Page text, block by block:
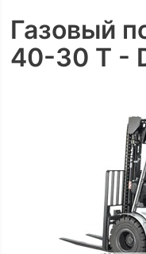
Газовый
40-30 T -